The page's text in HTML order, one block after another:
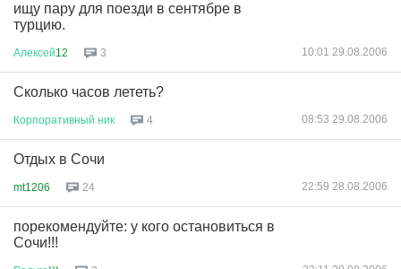
ищу пару для поезди в сентябре в
турцию.
Алексей12 3 10:01 29.08.2006
Сколько часов лететь?
Корпоративный ник 4 08:53 29.08.2006
Отдых в Сочи
mt1206 24 22:59 28.08.2006
порекомендуйте: у кого остановиться в
Сочи!!!